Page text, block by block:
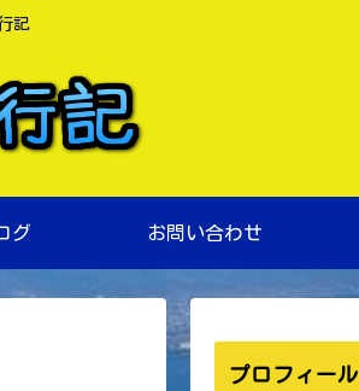
記
グ お問い合わせ
プロフィール